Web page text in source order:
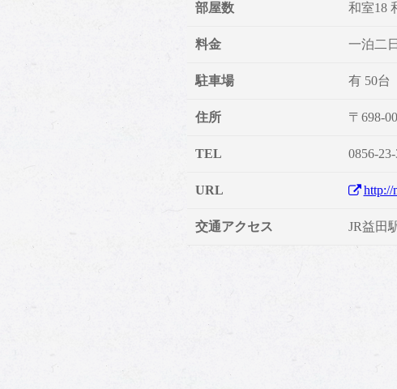
部屋数 和室18
料金 一泊二
駐車場 有 50台
住所 〒698-
TEL 0856-
URL http://
交通アクセス JR益田